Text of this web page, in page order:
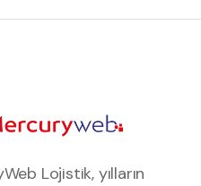
Lojistik, yılların